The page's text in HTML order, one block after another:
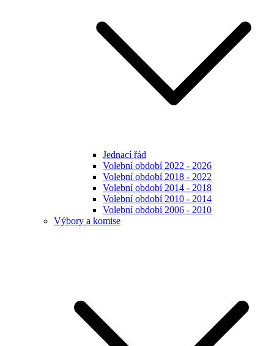
Jednací řád
Volební období 2022 - 2026
Volební období 2018 - 2022
Volební období 2014 - 2018
Volební období 2010 - 2014
Volební období 2006 - 2010
Výbory a komise